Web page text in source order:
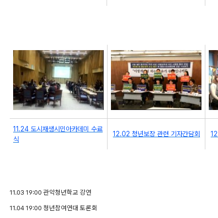
11.24 도시재생시민아카데미 수료
식
12.02 청년보장 관련 기자간담회
11.03 19:00 관악청년학교 강연
11.04 19:00 청년참여연대 토론회